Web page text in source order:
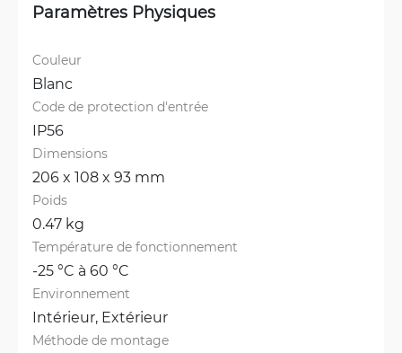
Paramètres Physiques
Couleur
Blanc
Code de protection d'entrée
IP56
Dimensions
206 x 108 x 93 mm
Poids
0.47 kg
Température de fonctionnement
-25 °C à 60 °C
Environnement
Intérieur, Extérieur
Méthode de montage